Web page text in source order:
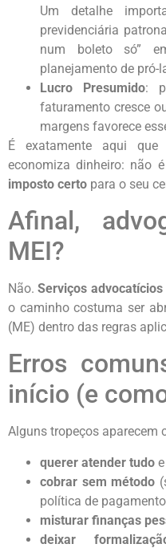
Um detalhe
previdenciária
num boleto só”
planejamento de
Lucro Presumido:
faturamento cresce
margens favorece
É exatamente aqui que
economiza dinheiro: não
imposto certo para o seu
Afinal,
MEI?
Não.Serviços
o caminho costuma ser
(ME) dentro das regras
Erros
início (e
Alguns tropeços aparecem
querer atender tudo
cobrar sem método
política de
misturar finanças
deixar